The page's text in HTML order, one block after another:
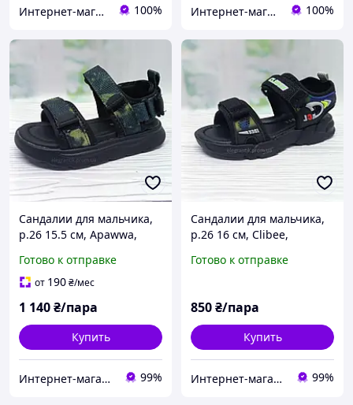
Интернет-магазин детской одежды "МИЛАШКА" 100% Интернет-магазин детской одежды "МИЛАШКА" 100%
Сандалии для мальчика,
р.26 15.5 см, Apawwa,
липучках
Готово к отправке
от 190₴/мес
1 140₴/пара
Купить
Интернет-магазин "ELEGRANTIK" 99%
Сандалии для мальчика,
р.26 16 см, Clibee,
липучках
Готово к отправке
850₴/пара
Купить
Интернет-магазин "ELEGRANTIK" 99%